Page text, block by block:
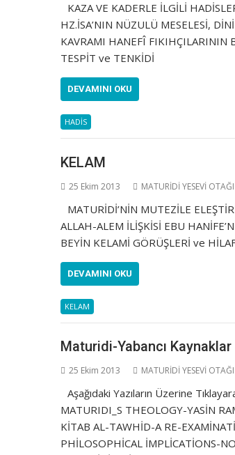
KAZA VE KADERLE İLGİLİ
HZ.İSA’NIN NÜZULÜ MESELESİ,
KAVRAMI HANEFÎ FIKIHÇILARININ
TESPİT ve TENKİDİ
DEVAMINI OKU
HADİS
KELAM
25 Ekim 2013 MATURİDİ YESEVİ OTAĞI
MATURİDİ’NİN MUTEZİLE
ALLAH-ALEM İLİŞKİSİ EBU
BEYİN KELAMİ GÖRÜŞLERİ ve
DEVAMINI OKU
KELAM
Maturidi-Yabancı Kaynaklar
25 Ekim 2013 MATURİDİ YESEVİ OTAĞI
Aşağıdaki Yazıların Üzerine
MATURIDI_S THEOLOGY-YASİN
KİTAB AL-TAWHİD-A RE-
PHİLOSOPHİCAL İMPLİCATİONS-